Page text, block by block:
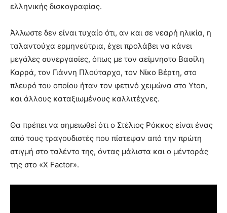
ελληνικής δισκογραφίας.
Άλλωστε δεν είναι τυχαίο ότι, αν και σε νεαρή ηλικία, η
ταλαντούχα ερμηνεύτρια, έχει προλάβει να κάνει
μεγάλες συνεργασίες, όπως με τον αείμνηστο Βασίλη
Καρρά, τον Γιάννη Πλούταρχο, τον Νίκο Βέρτη, στο
πλευρό του οποίου ήταν τον φετινό χειμώνα στο Yton,
και άλλους καταξιωμένους καλλιτέχνες.
Θα πρέπει να σημειωθεί ότι ο Στέλιος Ρόκκος είναι ένας
από τους τραγουδιστές που πίστεψαν από την πρώτη
στιγμή στο ταλέντο της, όντας μάλιστα και ο μέντοράς
της στο «X Factor».